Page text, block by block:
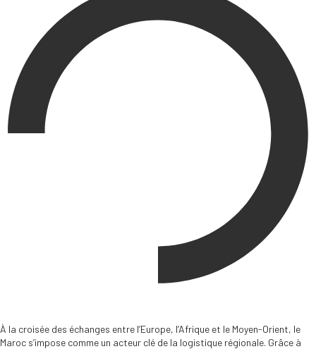
À la croisée des échanges entre l’Europe, l’Afrique et le Moyen-Orient, le
Maroc s’impose comme un acteur clé de la logistique régionale. Grâce à